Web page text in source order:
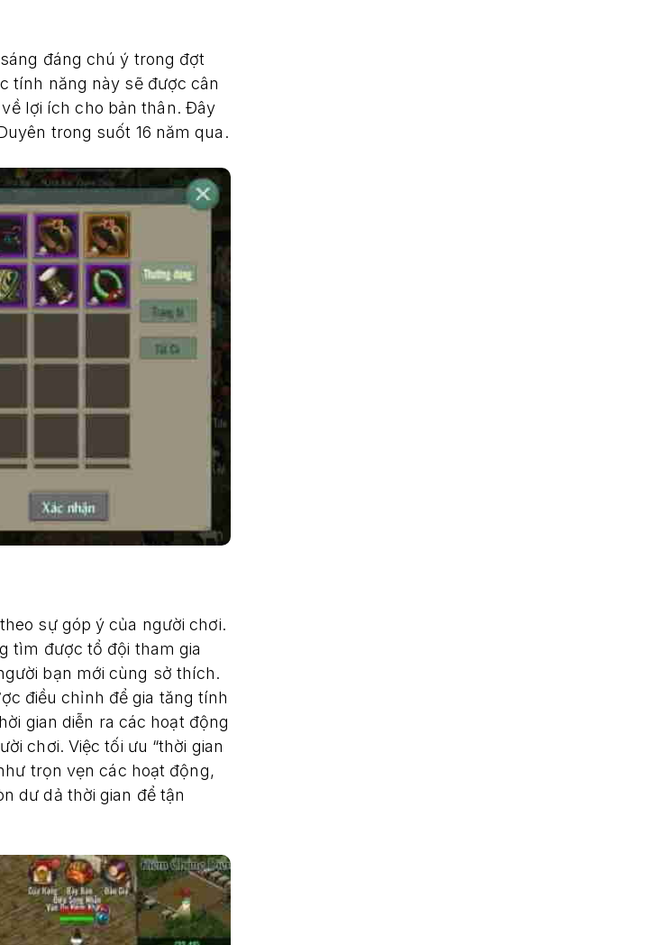
đáng chú ý trong đợt
tính năng này sẽ được cân
lợi ích cho bản thân. Đây
trong suốt 16 năm qua.
sự góp ý của người chơi.
tìm được tổ đội tham gia
bạn mới cùng sở thích.
điều chỉnh để gia tăng tính
gian diễn ra các hoạt động
chơi. Việc tối ưu “thời gian
trọn vẹn các hoạt động,
dư dả thời gian để tận